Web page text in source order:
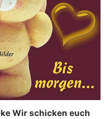
Wir schicken euch